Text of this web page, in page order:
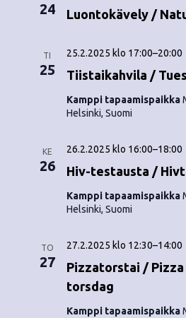
24 Luontokävely /
TI
25 Tiistaikahvila /
25.2.2025 klo 17:00–20:00
Kamppi tapaamispaikka
Helsinki, Suomi
KE
26 Hiv-testausta /
26.2.2025 klo 16:00–18:00
Kamppi tapaamispaikka
Helsinki, Suomi
TO
27
Pizzatorstai /
torsdag
27.2.2025 klo 12:30–14:00
Kamppi tapaamispaikka